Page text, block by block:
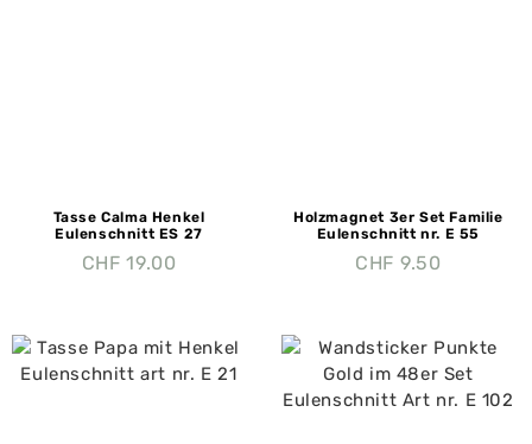
Tasse Calma Henkel
Eulenschnitt ES 27
CHF 19.00
Holzmagnet 3er Set Familie
Eulenschnitt nr. E 55
CHF 9.50